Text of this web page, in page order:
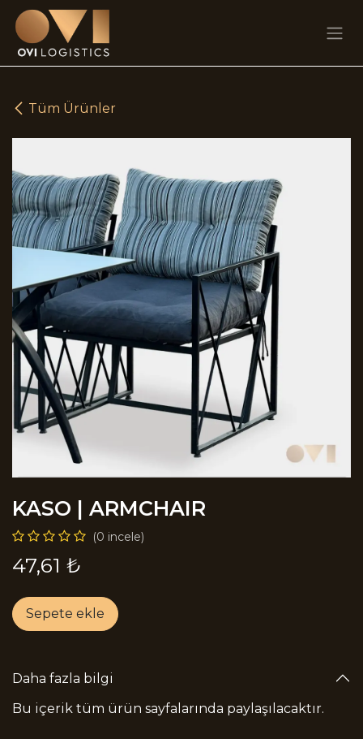
Skip to Content
Tüm Ürünler
KASO | ARMCHAIR
(0 incele)
47,61 ₺
Sepete ekle
Daha fazla bilgi
Bu içerik tüm ürün sayfalarında paylaşılacaktır.